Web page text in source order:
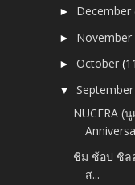
► December
► November
►October
▼
NUCERA (
ชิม ช้อป ชิล
ส...